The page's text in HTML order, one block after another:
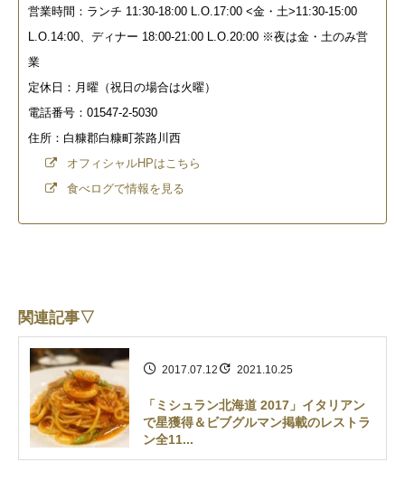
営業時間：ランチ 11:30-18:00 L.O.17:00 <金・土>11:30-15:00
L.O.14:00、ディナー 18:00-21:00 L.O.20:00 ※夜は金・土のみ営
業
定休日：月曜（祝日の場合は火曜）
電話番号：01547-2-5030
住所：白糠郡白糠町茶路川西
オフィシャルHPはこちら
食べログで情報を見る
関連記事▽
2017.07.12 2021.10.25
「ミシュラン北海道 2017」イタリアン
で星獲得＆ビブグルマン掲載のレストラ
ン全11...